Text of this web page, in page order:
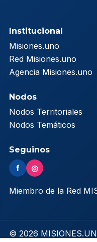
Institucional
Misiones.uno
Red Misiones.uno
Agencia Misiones.uno
Nodos
Nodos Territoriales
Nodos Temáticos
Seguinos
f ◎
Miembro de la Red
© 2026